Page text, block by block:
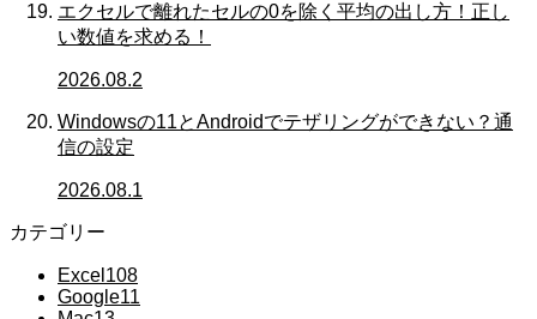
エクセルで離れたセルの0を除く平均の出し方！正し
い数値を求める！
2026.08.2
Windowsの11とAndroidでテザリングができない？通
信の設定
2026.08.1
カテゴリー
Excel 108
Google11